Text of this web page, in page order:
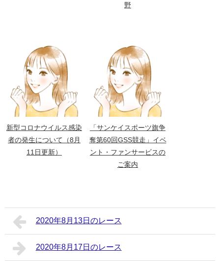
野
新型コロナウイルス感染
者の発生について（8月
11日更新）
「サンケイスポーツ旗争
奪第60回GSS競走」イベ
ント・ファンサービスの
ご案内
2020年8月13日のレース
2020年8月17日のレース